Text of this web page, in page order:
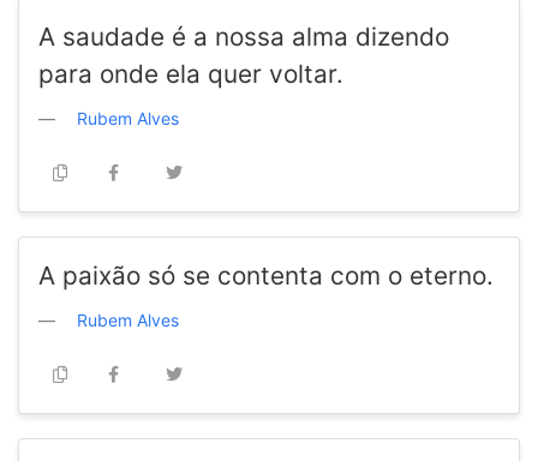
A saudade é a nossa alma dizendo
para onde ela quer voltar.
Rubem Alves
A paixão só se contenta com o eterno.
Rubem Alves